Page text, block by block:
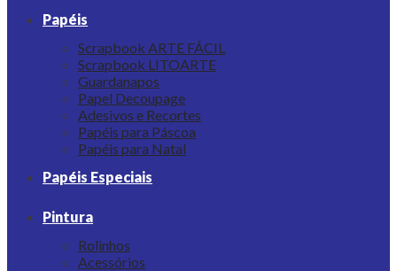
Papéis
Scrapbook ARTE FÁCIL
Scrapbook LITOARTE
Guardanapos
Papel Decoupage
Adesivos e Recortes
Papéis para Páscoa
Papéis para Natal
Papéis Especiais
Pintura
Rolinhos
Acessórios